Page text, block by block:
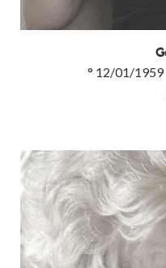
Goris Jan
° 12/01/